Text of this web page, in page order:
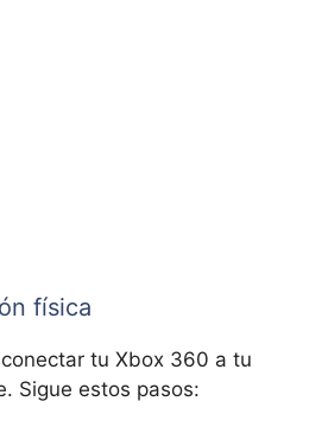
física
tu Xbox 360 a tu
Sigue estos pasos: